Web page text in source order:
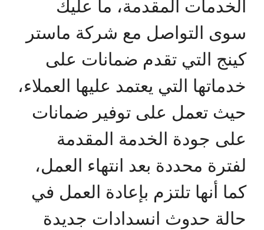
الخدمات المقدمة، ما عليك
سوى التواصل مع شركة ماستر
كينج التي تقدم ضمانات على
خدماتها التي يعتمد عليها العملاء،
حيث تعمل على توفير ضمانات
على جودة الخدمة المقدمة
لفترة محددة بعد انتهاء العمل،
كما أنها تلتزم بإعادة العمل في
حالة حدوث انسدادات جديدة